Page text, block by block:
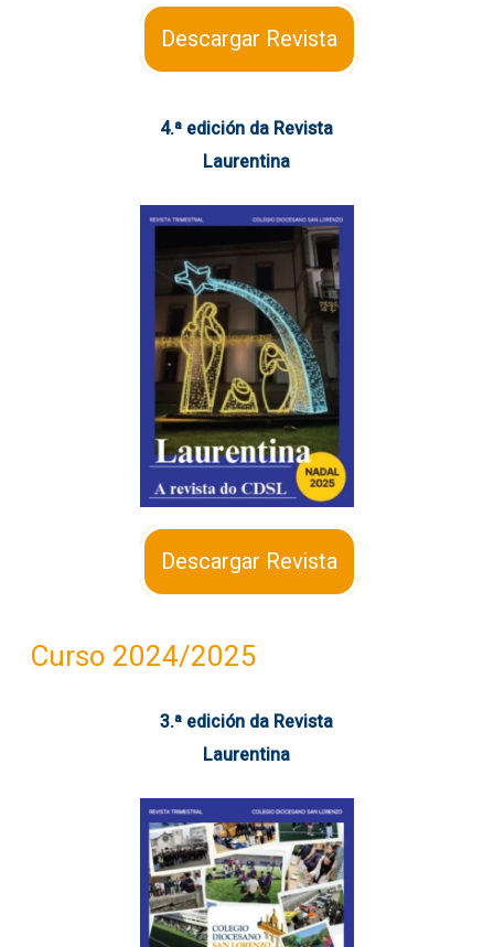
Descargar Revista
4.ª edición da Revista
Laurentina
Descargar Revista
Curso 2024/2025
3.ª edición da Revista
Laurentina